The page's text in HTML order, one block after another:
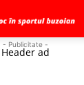
- Publicitate -
Header ad